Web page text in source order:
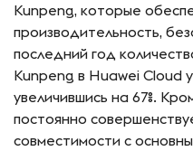
Kunpeng, которые
производительность,
последний год
Kunpeng в Huawei Cloud
увеличившись на 67%.
постоянно
совместимости с